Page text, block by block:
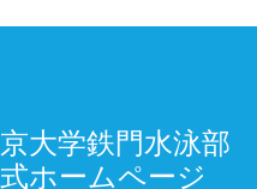
大学鉄門水泳部
ホームページ